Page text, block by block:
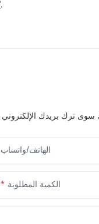
يُعد هذا الموصل مثاليًا لأي احتياجات لنقل إشارات الألياف الضوئية، وهو سهل التركيب ولا يحتاج إلى أدوات - ما عليك سوى التوصيل والتشغيل لإعداد سريع.
الهاتف/واتساب
الكمية المطلوبة